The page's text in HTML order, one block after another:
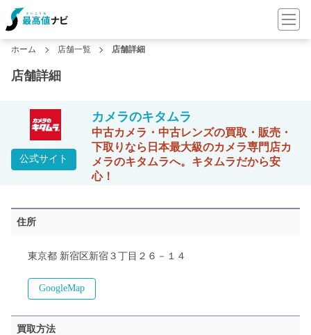
ホーム 店舗一覧 店舗詳細
店舗詳細
公式サイト
カメラのキタムラ
中古カメラ・中古レンズの買取・販売・
下取りなら日本最大級のカメラ専門店カ
メラのキタムラへ。キタムラだから安
心！
住所
東京都 新宿区新宿３丁目２６－１４
GoogleMap
買取方法